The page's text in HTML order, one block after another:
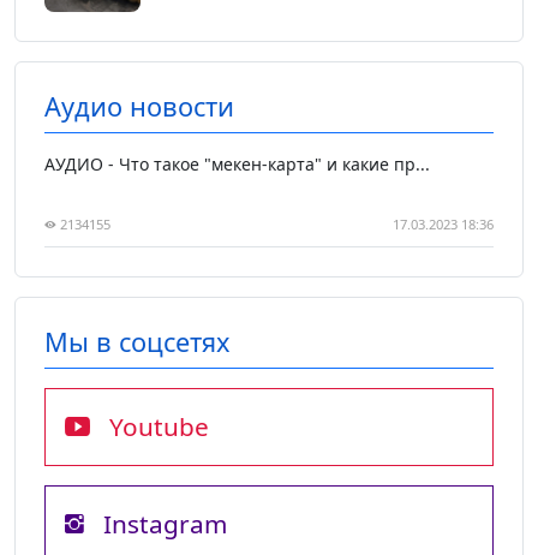
Аудио новости
АУДИО - Что такое "мекен-карта" и какие пр...
2134155 17.03.2023 18:36
Мы в соцсетях
Youtube
Instagram